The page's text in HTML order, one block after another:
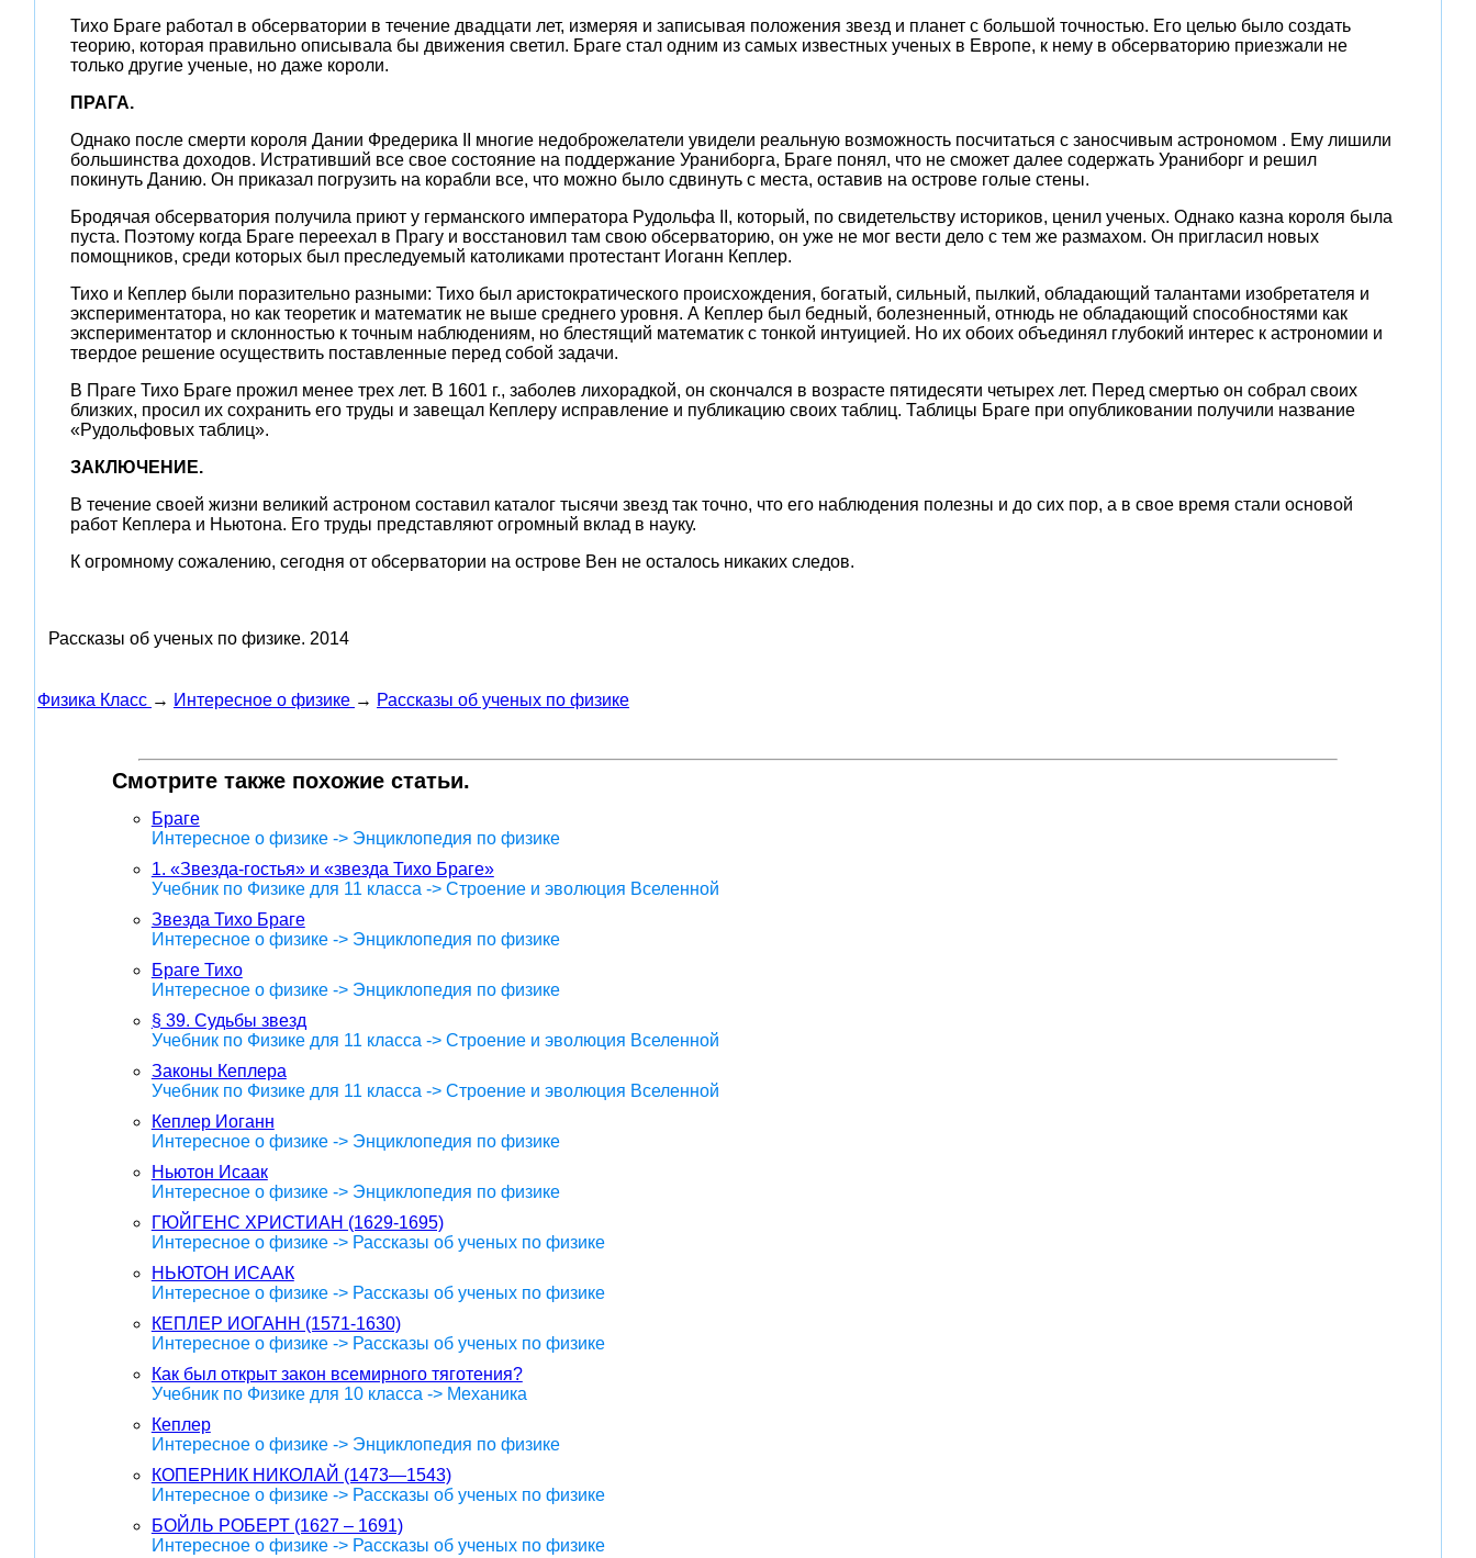
Тихо Браге работал в обсерватории в течение двадцати лет, измеряя и записывая положения звезд и планет с большой точностью. Его целью было создать
теорию, которая правильно описывала бы движения светил. Браге стал одним из самых известных ученых в Европе, к нему в обсерваторию приезжали не
только другие ученые, но даже короли.
ПРАГА.
Однако после смерти короля Дании Фредерика II многие недоброжелатели увидели реальную возможность посчитаться с заносчивым астрономом . Ему лишили
большинства доходов. Истративший все свое состояние на поддержание Ураниборга, Браге понял, что не сможет далее содержать Ураниборг и решил
покинуть Данию. Он приказал погрузить на корабли все, что можно было сдвинуть с места, оставив на острове голые стены.
Бродячая обсерватория получила приют у германского императора Рудольфа II, который, по свидетельству историков, ценил ученых. Однако казна короля была
пуста. Поэтому когда Браге переехал в Прагу и восстановил там свою обсерваторию, он уже не мог вести дело с тем же размахом. Он пригласил новых
помощников, среди которых был преследуемый католиками протестант Иоганн Кеплер.
Тихо и Кеплер были поразительно разными: Тихо был аристократического происхождения, богатый, сильный, пылкий, обладающий талантами изобретателя и
экспериментатора, но как теоретик и математик не выше среднего уровня. А Кеплер был бедный, болезненный, отнюдь не обладающий способностями как
экспериментатор и склонностью к точным наблюдениям, но блестящий математик с тонкой интуицией. Но их обоих объединял глубокий интерес к астрономии и
твердое решение осуществить поставленные перед собой задачи.
В Праге Тихо Браге прожил менее трех лет. В 1601 г., заболев лихорадкой, он скончался в возрасте пятидесяти четырех лет. Перед смертью он собрал своих
близких, просил их сохранить его труды и завещал Кеплеру исправление и публикацию своих таблиц. Таблицы Браге при опубликовании получили название
«Рудольфовых таблиц».
ЗАКЛЮЧЕНИЕ.
В течение своей жизни великий астроном составил каталог тысячи звезд так точно, что его наблюдения полезны и до сих пор, а в свое время стали основой
работ Кеплера и Ньютона. Его труды представляют огромный вклад в науку.
К огромному сожалению, сегодня от обсерватории на острове Вен не осталось никаких следов.
Рассказы об ученых по физике. 2014
Физика Класс → Интересное о физике → Рассказы об ученых по физике
Смотрите также похожие статьи.
Браге
Интересное о физике -> Энциклопедия по физике
1. «Звезда-гостья» и «звезда Тихо Браге»
Учебник по Физике для 11 класса -> Строение и эволюция Вселенной
Звезда Тихо Браге
Интересное о физике -> Энциклопедия по физике
Браге Тихо
Интересное о физике -> Энциклопедия по физике
§ 39. Судьбы звезд
Учебник по Физике для 11 класса -> Строение и эволюция Вселенной
Законы Кеплера
Учебник по Физике для 11 класса -> Строение и эволюция Вселенной
Кеплер Иоганн
Интересное о физике -> Энциклопедия по физике
Ньютон Исаак
Интересное о физике -> Энциклопедия по физике
ГЮЙГЕНС ХРИСТИАН (1629-1695)
Интересное о физике -> Рассказы об ученых по физике
НЬЮТОН ИСААК
Интересное о физике -> Рассказы об ученых по физике
КЕПЛЕР ИОГАНН (1571-1630)
Интересное о физике -> Рассказы об ученых по физике
Как был открыт закон всемирного тяготения?
Учебник по Физике для 10 класса -> Механика
Кеплер
Интересное о физике -> Энциклопедия по физике
КОПЕРНИК НИКОЛАЙ (1473—1543)
Интересное о физике -> Рассказы об ученых по физике
БОЙЛЬ РОБЕРТ (1627 – 1691)
Интересное о физике -> Рассказы об ученых по физике